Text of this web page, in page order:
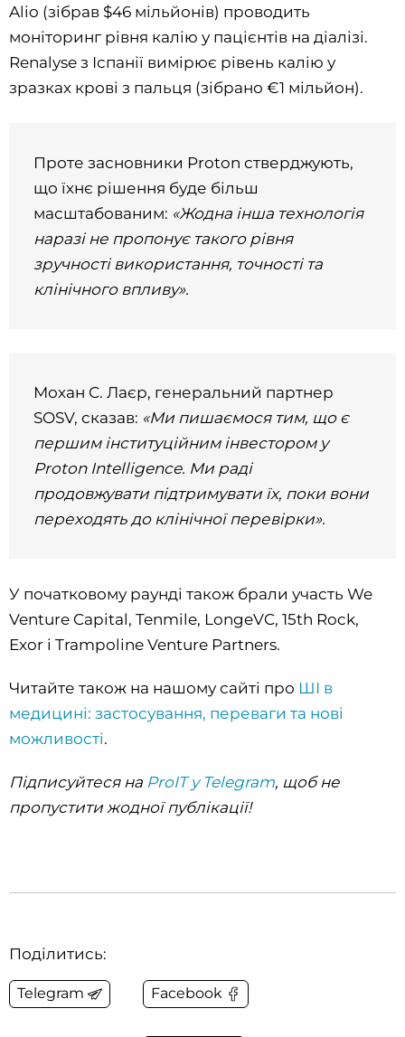
Alio (зібрав $46 мільйонів) проводить
моніторинг рівня калію у пацієнтів на діалізі.
Renalyse з Іспанії вимірює рівень калію у
зразках крові з пальця (зібрано €1 мільйон).
Проте засновники Proton стверджують,
що їхнє рішення буде більш
масштабованим: «Жодна інша технологія
наразі не пропонує такого рівня
зручності використання, точності та
клінічного впливу».
Мохан С. Лаєр, генеральний партнер
SOSV, сказав: «Ми пишаємося тим, що є
першим інституційним інвестором у
Proton Intelligence. Ми раді
продовжувати підтримувати їх, поки вони
переходять до клінічної перевірки».
У початковому раунді також брали участь We
Venture Capital, Tenmile, LongeVC, 15th Rock,
Exor і Trampoline Venture Partners.
Читайте також на нашому сайті про ШІ в
медицині: застосування, переваги та нові
можливості.
Підписуйтеся на ProIT у Telegram, щоб не
пропустити жодної публікації!
Поділитись:
Telegram Facebook